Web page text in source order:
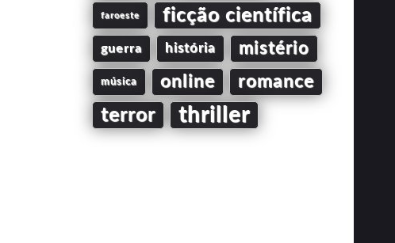
faroeste ficção científica
guerra história mistério
música online romance
terror thriller